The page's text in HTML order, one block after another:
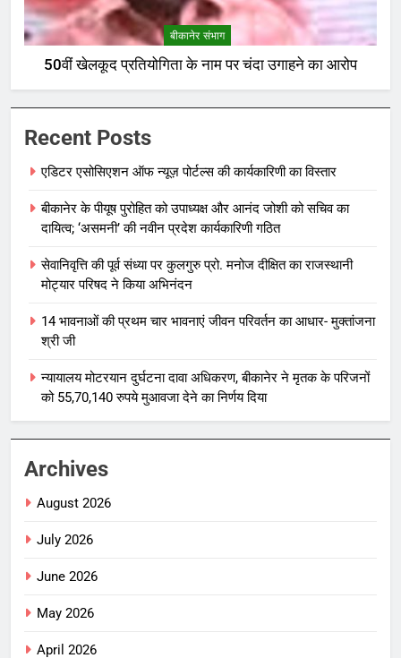
बीकानेर संभाग
50वीं खेलकूद प्रतियोगिता के नाम पर चंदा उगाहने का आरोप
Recent Posts
एडिटर एसोसिएशन ऑफ न्यूज़ पोर्टल्स की कार्यकारिणी का विस्तार
बीकानेर के पीयूष पुरोहित को उपाध्यक्ष और आनंद जोशी को सचिव का
दायित्व; ‘असमनी’ की नवीन प्रदेश कार्यकारिणी गठित
सेवानिवृत्ति की पूर्व संध्या पर कुलगुरु प्रो. मनोज दीक्षित का राजस्थानी
मोट्यार परिषद ने किया अभिनंदन
14 भावनाओं की प्रथम चार भावनाएं जीवन परिवर्तन का आधार- मुक्तांजना
श्री जी
न्यायालय मोटरयान दुर्घटना दावा अधिकरण, बीकानेर ने मृतक के परिजनों
को 55,70,140 रुपये मुआवजा देने का निर्णय दिया
Archives
August 2026
July 2026
June 2026
May 2026
April 2026